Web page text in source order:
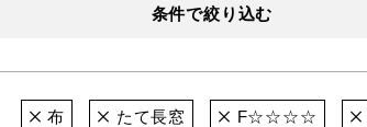
条件で絞り込む
布 たて長窓 F☆☆☆☆